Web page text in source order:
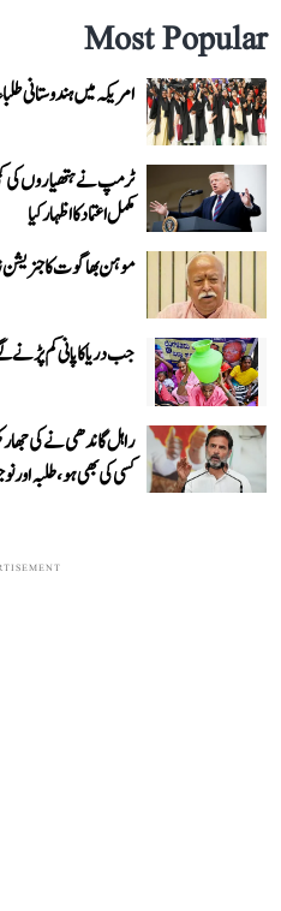
Most Popular
امریکہ میں ہندوستانی طلباء
ٹرمپ نے ہتھیاروں کی
مکمل اعتماد کا اظہار کیا
موہن بھاگوت کا
جب دریا کا پانی کم
راہل گاندھی نے کی
کسی کی بھی ہو، طلبہ اور